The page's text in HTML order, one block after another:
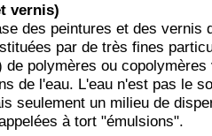
vernis)
des peintures et des vernis
par de très fines
polymères ou copolymères
de l'eau. L'eau n'est pas le
seulement un milieu de
à tort "émulsions".